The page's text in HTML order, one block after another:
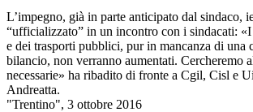
L’impegno, già in parte anticipato dal sindaco,
“ufficializzato” in un incontro con i sindacati:
e dei trasporti pubblici, pur in mancanza di una
bilancio, non verranno aumentati. Cercheremo
necessarie» ha ribadito di fronte a Cgil, Cisl e
Andreatta.
"Trentino", 3 ottobre 2016